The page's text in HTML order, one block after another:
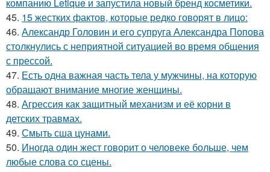
компанию Letique и запустила новый бренд косметики.
45. 15 жестких фактов, которые редко говорят в лицо:
46. Александр Головин и его супруга Александра Попова
столкнулись с неприятной ситуацией во время общения
с прессой.
47. Есть одна важная часть тела у мужчины, на которую
обращают внимание многие женщины.
48. Агрессия как защитный механизм и её корни в
детских травмах.
49. Смыть сша цунами.
50. Иногда один жест говорит о человеке больше, чем
любые слова со сцены.